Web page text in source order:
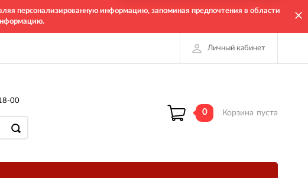
персонализированную информацию, запоминая предпочтения в области
Личный кабинет
00
0 Корзина пуста